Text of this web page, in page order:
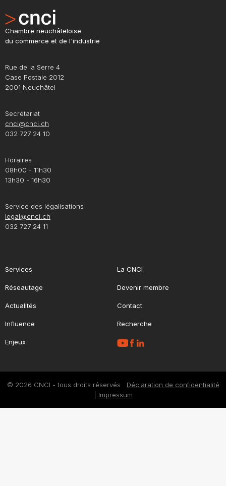
Chambre neuchâteloise
du commerce et de l'industrie
Rue de la Serre 4
Case Postale 2012
2001 Neuchâtel
Secrétariat
cnci@cnci.ch
032 727 24 10
Horaires
08h00 - 11h30
13h30 - 16h30
Service des légalisations
legal@cnci.ch
032 727 24 11
Services
Réseautage
Actualités
Influence
Enjeux
La CNCI
Devenir membre
Contact
Recherche
© 2026 CNCI - tous droits réservés Déclaration de confidentialité
Impressum